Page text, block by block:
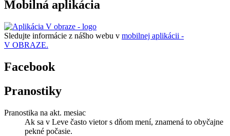
Mobilná aplikácia
Sledujte informácie z nášho webu v mobilnej aplikácii -
V OBRAZE.
Facebook
Pranostiky
Pranostika na akt. mesiac
Ak sa v Leve často vietor s dňom mení, znamená to obyčajne
pekné počasie.